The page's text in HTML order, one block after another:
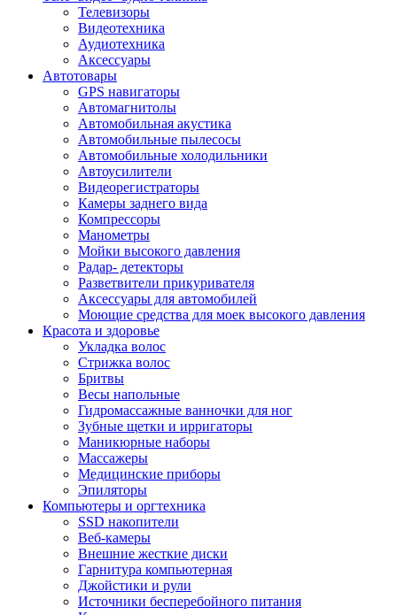
Телевизоры
Видеотехника
Аудиотехника
Аксессуары
Автотовары
GPS навигаторы
Автомагнитолы
Автомобильная акустика
Автомобильные пылесосы
Автомобильные холодильники
Автоусилители
Видеорегистраторы
Камеры заднего вида
Компрессоры
Манометры
Мойки высокого давления
Радар- детекторы
Разветвители прикуривателя
Аксессуары для автомобилей
Моющие средства для моек высокого давления
Красота и здоровье
Укладка волос
Стрижка волос
Бритвы
Весы напольные
Гидромассажные ванночки для ног
Зубные щетки и ирригаторы
Маникюрные наборы
Массажеры
Медицинские приборы
Эпиляторы
Компьютеры и оргтехника
SSD накопители
Веб-камеры
Внешние жесткие диски
Гарнитура компьютерная
Джойстики и рули
Источники бесперебойного питания